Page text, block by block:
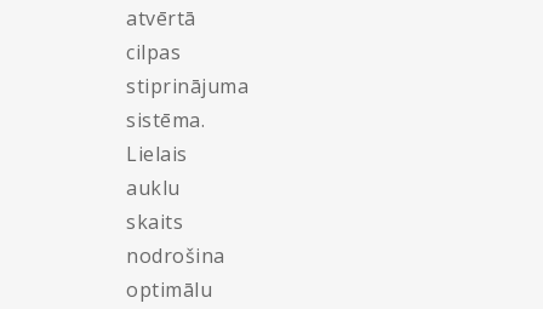
atvērtā
cilpas
stiprinājuma
sistēma.
Lielais
auklu
skaits
nodrošina
optimālu